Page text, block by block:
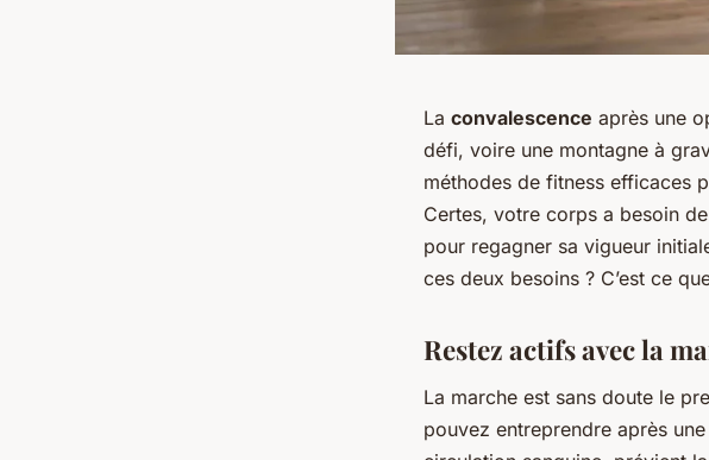
La convalescence après une
défi, voire une montagne à
méthodes de fitness efficaces
Certes, votre corps a besoin
pour regagner sa vigueur
ces deux besoins ? C’est ce
Restez actifs avec la
La marche est sans doute le
pouvez entreprendre après